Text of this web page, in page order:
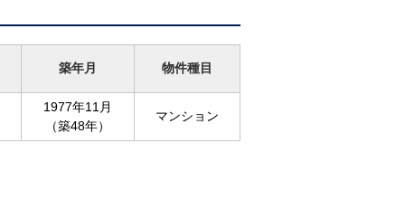
築年月 物件種目
1977年11月
（築48年）
マンション